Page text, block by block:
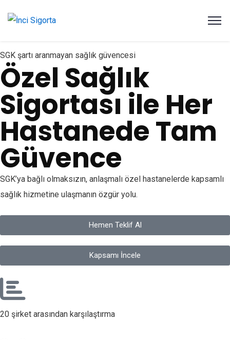
SGK şartı aranmayan sağlık güvencesi
Özel Sağlık
Sigortası ile Her
Hastanede Tam
Güvence
SGK’ya bağlı olmaksızın, anlaşmalı özel hastanelerde kapsamlı
sağlık hizmetine ulaşmanın özgür yolu.
Hemen Teklif Al
Kapsamı İncele
20 şirket arasından karşılaştırma